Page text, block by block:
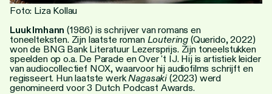
Foto: Liza Kollau
Luuk Imhann (1986) is schrijver van romans en
toneelteksten. Zijn laatste roman Loutering (Querido, 2022)
won de BNG Bank Literatuur Lezersprijs. Zijn toneelstukken
speelden op o.a. De Parade en Over 't IJ. Hij is artistiek leider
van audiocollectief NOX, waarvoor hij audiofilms schrijft en
regisseert. Hun laatste werkNagasaki (2023) werd
genomineerd voor 3 Dutch Podcast Awards.